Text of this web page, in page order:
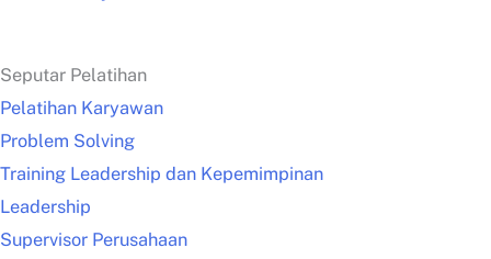
Seputar Pelatihan
Pelatihan Karyawan
Problem Solving
Training Leadership dan Kepemimpinan
Leadership
Supervisor Perusahaan